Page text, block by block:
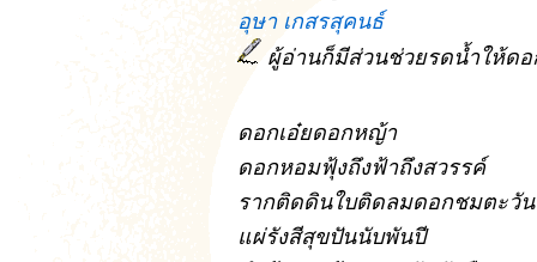
อุษา เกสรสุคนธ์
ผู้อ่านก็มีส่วนช่วยรดน้ำให้ด
ดอกเอ๋ยดอกหญ้า
ดอกหอมฟุ้งถึงฟ้าถึงสวรรค์
รากติดดินใบติดลมดอกชมตะวัน
แผ่รังสีสุขปันนับพันปี